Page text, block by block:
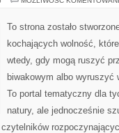
To strona zostało
kochających wolność,
wtedy, gdy mogą ruszyć
biwakowym albo wyruszyć
To portal tematyczny dla
natury, ale jednocześnie